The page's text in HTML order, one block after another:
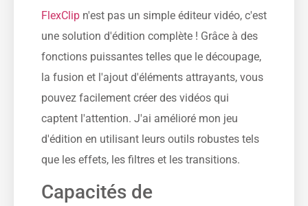
FlexClip n'est pas un simple éditeur vidéo, c'est
une solution d'édition complète ! Grâce à des
fonctions puissantes telles que le découpage,
la fusion et l'ajout d'éléments attrayants, vous
pouvez facilement créer des vidéos qui
captent l'attention. J'ai amélioré mon jeu
d'édition en utilisant leurs outils robustes tels
que les effets, les filtres et les transitions.
Capacités de